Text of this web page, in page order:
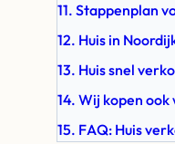
11. Stappenplan
12. Huis in
13. Huis snel
14. Wij kopen
15. FAQ: Huis